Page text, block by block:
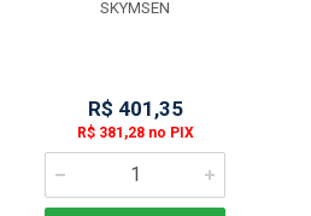
SKYMSEN
R$ 401,35
R$ 381,28 no PIX